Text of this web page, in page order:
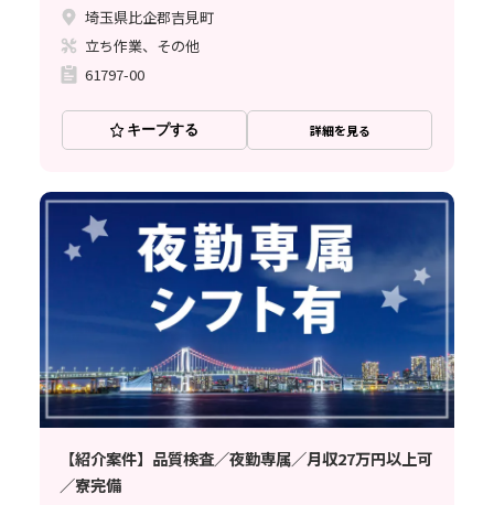
埼玉県比企郡吉見町
立ち作業、その他
61797-00
キープする 詳細を見る
【紹介案件】品質検査／夜勤専属／月収27万円以上可
／寮完備